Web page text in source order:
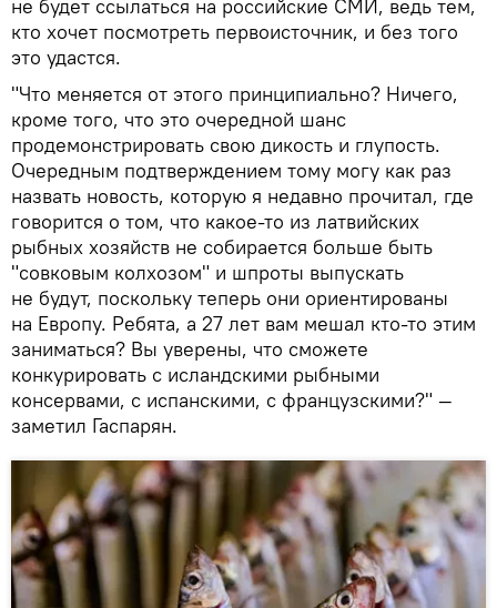
не будет ссылаться на российские СМИ, ведь тем,
кто хочет посмотреть первоисточник, и без того
это удастся.
"Что меняется от этого принципиально? Ничего,
кроме того, что это очередной шанс
продемонстрировать свою дикость и глупость.
Очередным подтверждением тому могу как раз
назвать новость, которую я недавно прочитал, где
говорится о том, что какое-то из латвийских
рыбных хозяйств не собирается больше быть
"совковым колхозом" и шпроты выпускать
не будут, поскольку теперь они ориентированы
на Европу. Ребята, а 27 лет вам мешал кто-то этим
заниматься? Вы уверены, что сможете
конкурировать с исландскими рыбными
консервами, с испанскими, с французскими?" —
заметил Гаспарян.